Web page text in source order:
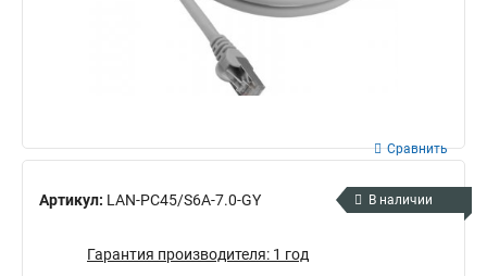
Артикул: LAN-PC45/S6A-7.0-GY
Сравнить
В наличии
Гарантия производителя: 1 год